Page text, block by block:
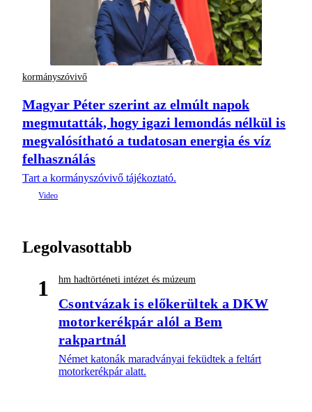
kormányszóvivő
Magyar Péter szerint az elmúlt napok
megmutatták, hogy igazi lemondás nélkül is
megvalósítható a tudatosan energia és víz
felhasználás
Tart a kormányszóvivő tájékoztató.
Legolvasottabb
1 hm hadtörténeti intézet és múzeum
Csontvázak is előkerültek a DKW
motorkerékpár alól a Bem
rakpartnál
Német katonák maradványai feküdtek a feltárt
motorkerékpár alatt.